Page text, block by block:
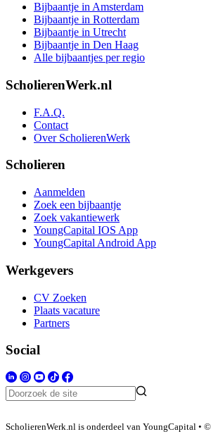
Bijbaantje in Amsterdam
Bijbaantje in Rotterdam
Bijbaantje in Utrecht
Bijbaantje in Den Haag
Alle bijbaantjes per regio
ScholierenWerk.nl
F.A.Q.
Contact
Over ScholierenWerk
Scholieren
Aanmelden
Zoek een bijbaantje
Zoek vakantiewerk
YoungCapital IOS App
YoungCapital Android App
Werkgevers
CV Zoeken
Plaats vacature
Partners
Social
ScholierenWerk.nl is onderdeel van YoungCapital •